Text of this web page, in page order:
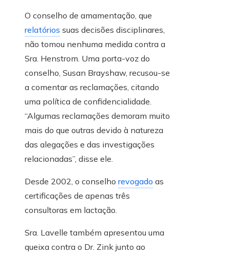
O conselho de amamentação, que
relatórios suas decisões disciplinares,
não tomou nenhuma medida contra a
Sra. Henstrom. Uma porta-voz do
conselho, Susan Brayshaw, recusou-se
a comentar as reclamações, citando
uma política de confidencialidade.
“Algumas reclamações demoram muito
mais do que outras devido à natureza
das alegações e das investigações
relacionadas”, disse ele.
Desde 2002, o conselho revogado as
certificações de apenas três
consultoras em lactação.
Sra. Lavelle também apresentou uma
queixa contra o Dr. Zink junto ao